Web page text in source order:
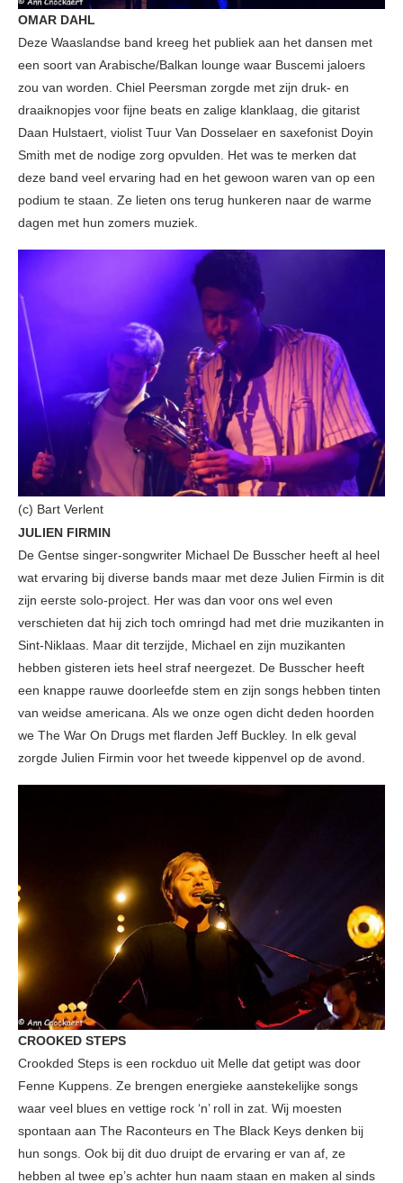
OMAR DAHL
Deze Waaslandse band kreeg het publiek aan het dansen met
een soort van Arabische/Balkan lounge waar Buscemi jaloers
zou van worden. Chiel Peersman zorgde met zijn druk- en
draaiknopjes voor fijne beats en zalige klanklaag, die gitarist
Daan Hulstaert, violist Tuur Van Dosselaer en saxefonist Doyin
Smith met de nodige zorg opvulden. Het was te merken dat
deze band veel ervaring had en het gewoon waren van op een
podium te staan. Ze lieten ons terug hunkeren naar de warme
dagen met hun zomers muziek.
(c) Bart Verlent
JULIEN FIRMIN
De Gentse singer-songwriter Michael De Busscher heeft al heel
wat ervaring bij diverse bands maar met deze Julien Firmin is dit
zijn eerste solo-project. Her was dan voor ons wel even
verschieten dat hij zich toch omringd had met drie muzikanten in
Sint-Niklaas. Maar dit terzijde, Michael en zijn muzikanten
hebben gisteren iets heel straf neergezet. De Busscher heeft
een knappe rauwe doorleefde stem en zijn songs hebben tinten
van weidse americana. Als we onze ogen dicht deden hoorden
we The War On Drugs met flarden Jeff Buckley. In elk geval
zorgde Julien Firmin voor het tweede kippenvel op de avond.
CROOKED STEPS
Crookded Steps is een rockduo uit Melle dat getipt was door
Fenne Kuppens. Ze brengen energieke aanstekelijke songs
waar veel blues en vettige rock ‘n’ roll in zat. Wij moesten
spontaan aan The Raconteurs en The Black Keys denken bij
hun songs. Ook bij dit duo druipt de ervaring er van af, ze
hebben al twee ep’s achter hun naam staan en maken al sinds